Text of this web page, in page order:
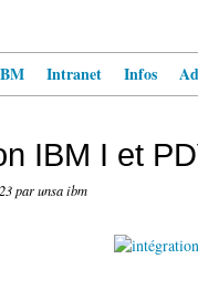
Intranet Infos
IBM I et
par unsa ibm